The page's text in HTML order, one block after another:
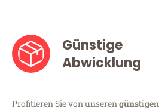
Günstige
Abwicklung
Profitieren Sie von unserengünstigen